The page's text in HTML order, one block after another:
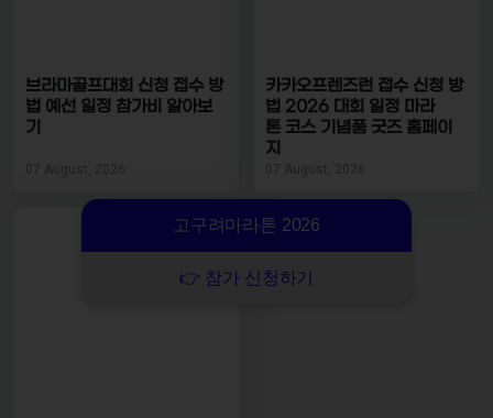
고구려마라톤 2026
👉 참가 신청하기
브라마골프대회 신청 접수 방
법 예선 일정 참가비 알아보
기
카카오프렌즈런 접수 신청 방
법 2026 대회 일정 마라
톤 코스 기념품 굿즈 홈페이
지